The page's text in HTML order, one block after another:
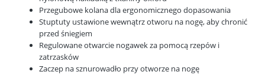
Przegubowe kolana dla ergonomicznego dopasowania
Stuptuty ustawione wewnątrz otworu na nogę, aby chronić
przed śniegiem
Regulowane otwarcie nogawek za pomocą rzepów i
zatrzasków
Zaczep na sznurowadło przy otworze na nogę